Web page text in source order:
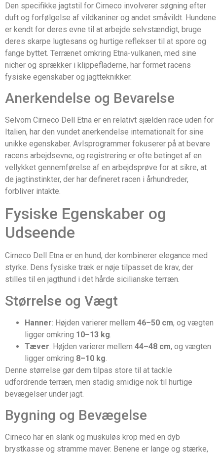
Den specifikke jagtstil for Cirneco involverer søgning efter
duft og forfølgelse af vildkaniner og andet småvildt. Hundene
er kendt for deres evne til at arbejde selvstændigt, bruge
deres skarpe lugtesans og hurtige reflekser til at spore og
fange byttet. Terrænet omkring Etna-vulkanen, med sine
nicher og sprækker i klippefladerne, har formet racens
fysiske egenskaber og jagtteknikker.
Anerkendelse og Bevarelse
Selvom Cirneco Dell Etna er en relativt sjælden race uden for
Italien, har den vundet anerkendelse internationalt for sine
unikke egenskaber. Avlsprogrammer fokuserer på at bevare
racens arbejdsevne, og registrering er ofte betinget af en
vellykket gennemførelse af en arbejdsprøve for at sikre, at
de jagtinstinkter, der har defineret racen i århundreder,
forbliver intakte.
Fysiske Egenskaber og
Udseende
Cirneco Dell Etna er en hund, der kombinerer elegance med
styrke. Dens fysiske træk er nøje tilpasset de krav, der
stilles til en jagthund i det hårde sicilianske terræn.
Størrelse og Vægt
Hanner: Højden varierer mellem 46–50 cm, og vægten
ligger omkring 10–13 kg
Tæver: Højden varierer mellem 44–48 cm, og vægten
ligger omkring 8–10 kg
Denne størrelse gør dem tilpas store til at tackle
udfordrende terræn, men stadig smidige nok til hurtige
bevægelser under jagt.
Bygning og Bevægelse
Cirneco har en slank og muskuløs krop med en dyb
brystkasse og stramme maver. Benene er lange og stærke,